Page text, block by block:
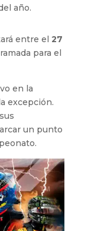
año.
entre el 27
para el
en la
excepción.
un punto